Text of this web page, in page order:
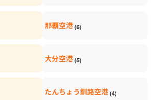
那覇空港 (6)
大分空港 (5)
たんちょう釧路空港 (4)